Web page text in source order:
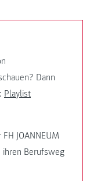
Dann
Playlist
JOANNEUM
ihren Berufsweg